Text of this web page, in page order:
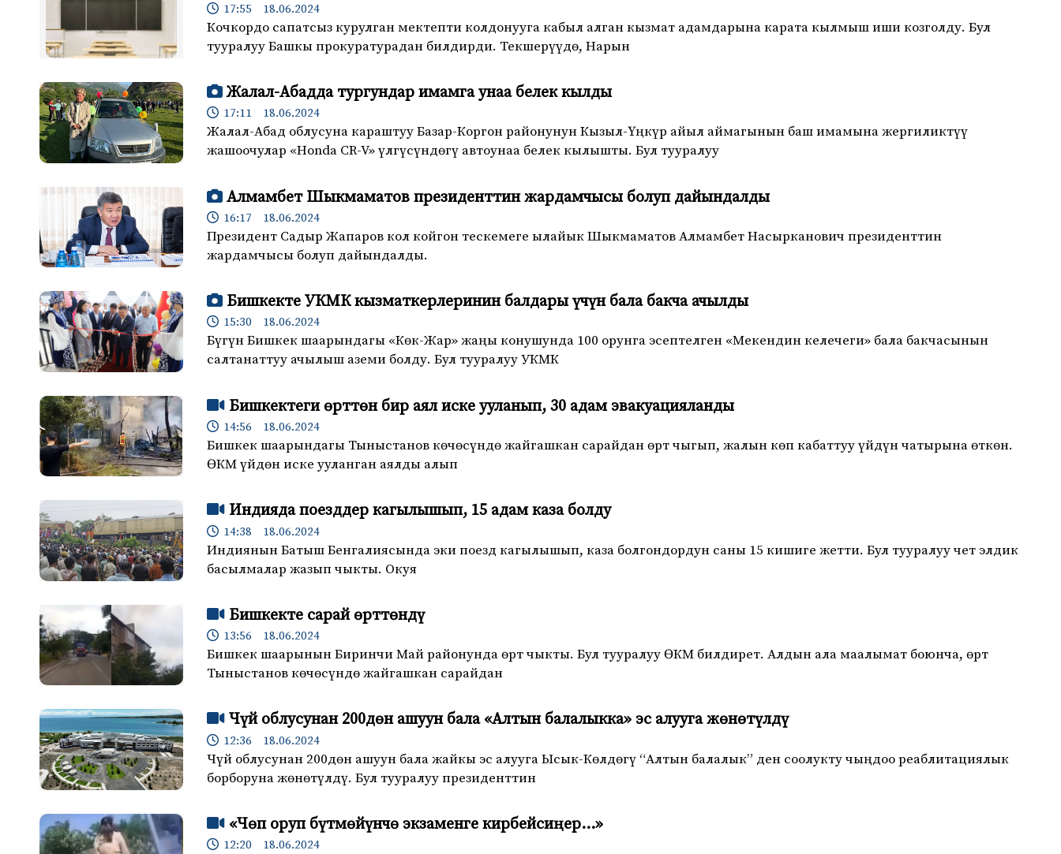
17:55 18.06.2024
Кочкордо сапатсыз курулган мектепти колдонууга кабыл алган кызмат адамдарына карата кылмыш иши козголду. Бул
тууралуу Башкы прокуратурадан билдирди. Текшерүүдө, Нарын
Жалал-Абадда тургундар имамга унаа белек кылды
17:11 18.06.2024
Жалал-Абад облусуна караштуу Базар-Коргон районунун Кызыл-Үңкүр айыл аймагынын баш имамына жергиликтүү
жашоочулар «Honda CR-V» үлгүсүндөгү автоунаа белек кылышты. Бул тууралуу
Алмамбет Шыкмаматов президенттин жардамчысы болуп дайындалды
16:17 18.06.2024
Президент Садыр Жапаров кол койгон тескемеге ылайык Шыкмаматов Алмамбет Насырканович президенттин
жардамчысы болуп дайындалды.
Бишкекте УКМК кызматкерлеринин балдары үчүн бала бакча ачылды
15:30 18.06.2024
Бүгүн Бишкек шаарындагы «Көк-Жар» жаңы конушунда 100 орунга эсептелген «Мекендин келечеги» бала бакчасынын
салтанаттуу ачылыш аземи болду. Бул тууралуу УКМК
Бишкектеги өрттөн бир аял иске ууланып, 30 адам эвакуацияланды
14:56 18.06.2024
Бишкек шаарындагы Тыныстанов көчөсүндө жайгашкан сарайдан өрт чыгып, жалын көп кабаттуу үйдүн чатырына өткөн.
ӨКМ үйдөн иске ууланган аялды алып
Индияда поезддер кагылышып, 15 адам каза болду
14:38 18.06.2024
Индиянын Батыш Бенгалиясында эки поезд кагылышып, каза болгондордун саны 15 кишиге жетти. Бул тууралуу чет элдик
басылмалар жазып чыкты. Окуя
Бишкекте сарай өрттөндү
13:56 18.06.2024
Бишкек шаарынын Биринчи Май районунда өрт чыкты. Бул тууралуу ӨКМ билдирет. Алдын ала маалымат боюнча, өрт
Тыныстанов көчөсүндө жайгашкан сарайдан
Чүй облусунан 200дөн ашуун бала «Алтын балалыкка» эс алууга жөнөтүлдү
12:36 18.06.2024
Чүй облусунан 200дөн ашуун бала жайкы эс алууга Ысык-Көлдөгү “Алтын балалык” ден соолукту чыңдоо реаблитациялык
борборуна жөнөтүлдү. Бул тууралуу президенттин
«Чөп оруп бүтмөйүнчө экзаменге кирбейсиңер…»
12:20 18.06.2024